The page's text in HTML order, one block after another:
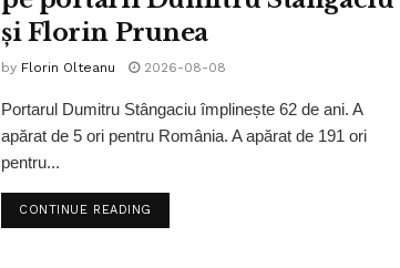
și Florin Prunea
by Florin Olteanu 2026-08-08
Portarul Dumitru Stângaciu împlinește 62 de ani. A
apărat de 5 ori pentru România. A apărat de 191 ori
pentru...
CONTINUE READING